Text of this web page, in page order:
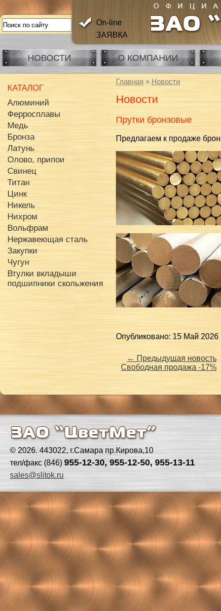
On-line
ЗАЯВКА
НОВОСТИ О КОМПАНИИ
Главная » Новости
Новости
Прутки бронзовые
Предлагаем к продаже
Опубликовано: 15 Май
← Предыдущая новость
Свободная продажа -17%
КАТАЛОГ
Алюминий
Ферросплавы
Медь
Бронза
Латунь
Олово, припои
Свинец
Титан
Цинк
Никель
Нихром
Вольфрам
Нержавеющая сталь
Закупки
Чугун
Втулки вкладыши
подшипники скольжения
© 2026. 443022, г.Самара пр.Кирова,10
тел/факс (846) 955-12-30, 955-12-50, 955-13-11
sales@slitok.ru